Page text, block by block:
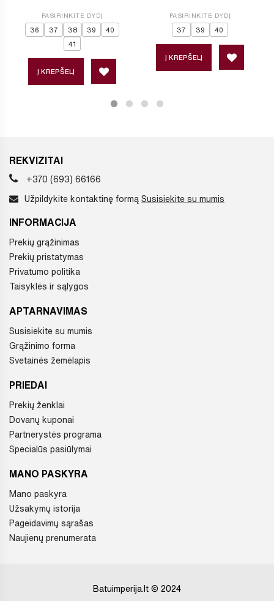
PASIRINKITE DYDĮ
36 37 38 39 40
41
Į KREPŠELĮ
PASIRINKITE DYDĮ
37 39 40
Į KREPŠELĮ
REKVIZITAI
+370 (693) 66166
Užpildykite kontaktinę formą Susisiekite su mumis
INFORMACIJA
Prekių grąžinimas
Prekių pristatymas
Privatumo politika
Taisyklės ir sąlygos
APTARNAVIMAS
Susisiekite su mumis
Grąžinimo forma
Svetainės žemėlapis
PRIEDAI
Prekių ženklai
Dovanų kuponai
Partnerystės programa
Specialūs pasiūlymai
MANO PASKYRA
Mano paskyra
Užsakymų istorija
Pageidavimų sąrašas
Naujienų prenumerata
Batuimperija.lt © 2024